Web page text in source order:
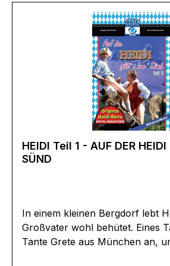
HEIDI Teil 1 - AUF DER HEIDI
SÜND
In einem kleinen Bergdorf lebt
Großvater wohl behütet. Eines
Tante Grete aus München an,